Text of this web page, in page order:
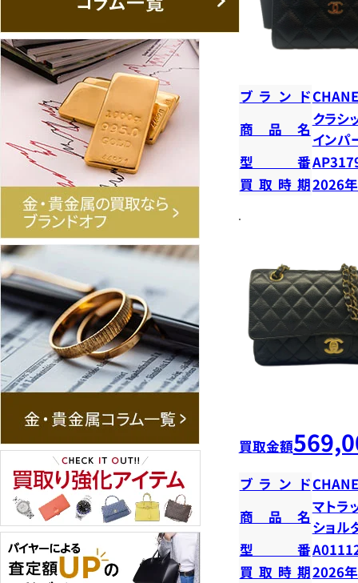
ブランド
商品名
クラシ
インパ
型番
買取時期2026
買取金額
ブランド
商品名
マトラ
ショ
型番
買取時期2026